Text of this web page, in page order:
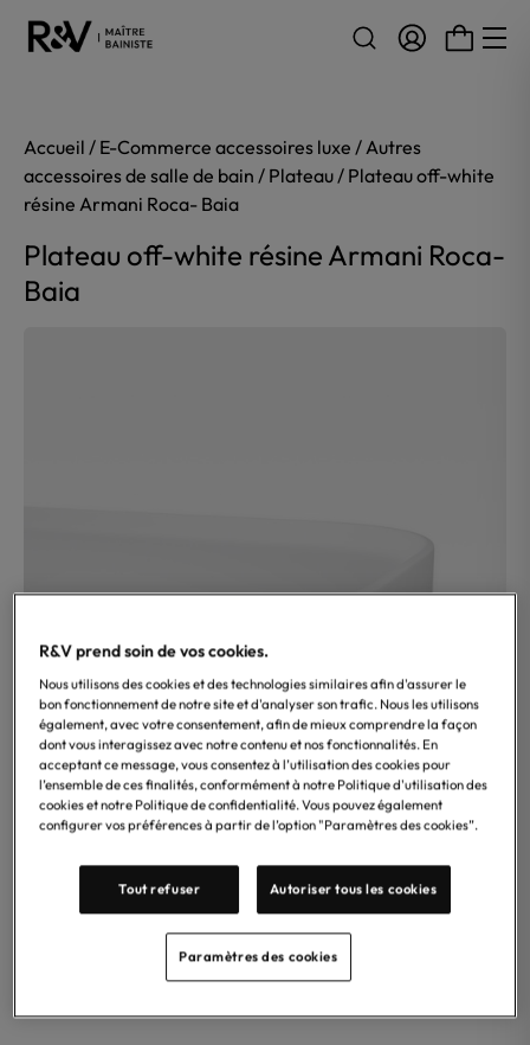
Accueil / E-Commerce accessoires luxe /Autres
accessoires de salle de bain / Plateau/ Plateau off-white
résine Armani Roca- Baia
Plateau off-white résine Armani Roca-
Baia
R&V prend soin de vos cookies.
Nous utilisons des cookies et des technologies similaires afin d'assurer le
bon fonctionnement de notre site et d'analyser son trafic. Nous les utilisons
également, avec votre consentement, afin de mieux comprendre la façon
dont vous interagissez avec notre contenu et nos fonctionnalités. En
acceptant ce message, vous consentez à l’utilisation des cookies pour
l’ensemble de ces finalités, conformément à notre Politique d'utilisation des
cookies et notre Politique de confidentialité. Vous pouvez également
configurer vos préférences à partir de l’option "Paramètres des cookies”.
Tout refuser Autoriser tous les cookies
Paramètres des cookies